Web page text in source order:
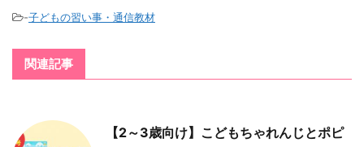
-子どもの習い事・通信教材
関連記事
【2～3歳向け】こどもちゃれんじとポピ